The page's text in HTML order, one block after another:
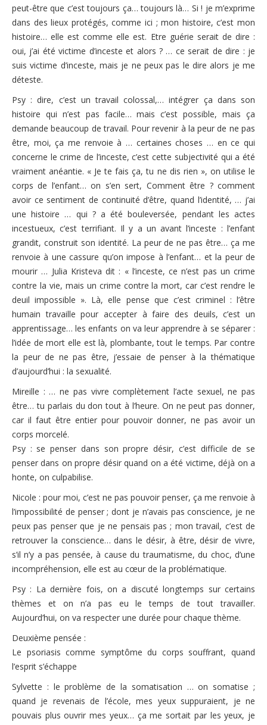
peut-être que c’est toujours ça… toujours là… Si ! je m’exprime
dans des lieux protégés, comme ici ; mon histoire, c’est mon
histoire… elle est comme elle est. Etre guérie serait de dire :
oui, j’ai été victime d’inceste et alors ? … ce serait de dire : je
suis victime d’inceste, mais je ne peux pas le dire alors je me
déteste.
Psy : dire, c’est un travail colossal,… intégrer ça dans son
histoire qui n’est pas facile… mais c’est possible, mais ça
demande beaucoup de travail. Pour revenir à la peur de ne pas
être, moi, ça me renvoie à … certaines choses … en ce qui
concerne le crime de l’inceste, c’est cette subjectivité qui a été
vraiment anéantie. « Je te fais ça, tu ne dis rien », on utilise le
corps de l’enfant… on s’en sert, Comment être ? comment
avoir ce sentiment de continuité d’être, quand l’identité, … j’ai
une histoire … qui ? a été bouleversée, pendant les actes
incestueux, c’est terrifiant. Il y a un avant l’inceste : l’enfant
grandit, construit son identité. La peur de ne pas être… ça me
renvoie à une cassure qu’on impose à l’enfant… et la peur de
mourir … Julia Kristeva dit : « l’inceste, ce n’est pas un crime
contre la vie, mais un crime contre la mort, car c’est rendre le
deuil impossible ». Là, elle pense que c’est criminel : l’être
humain travaille pour accepter à faire des deuils, c’est un
apprentissage… les enfants on va leur apprendre à se séparer :
l’idée de mort elle est là, plombante, tout le temps. Par contre
la peur de ne pas être, j’essaie de penser à la thématique
d’aujourd’hui : la sexualité.
Mireille : … ne pas vivre complètement l’acte sexuel, ne pas
être… tu parlais du don tout à l’heure. On ne peut pas donner,
car il faut être entier pour pouvoir donner, ne pas avoir un
corps morcelé.
Psy : se penser dans son propre désir, c’est difficile de se
penser dans on propre désir quand on a été victime, déjà on a
honte, on culpabilise.
Nicole : pour moi, c’est ne pas pouvoir penser, ça me renvoie à
l’impossibilité de penser ; dont je n’avais pas conscience, je ne
peux pas penser que je ne pensais pas ; mon travail, c’est de
retrouver la conscience… dans le désir, à être, désir de vivre,
s’il n’y a pas pensée, à cause du traumatisme, du choc, d’une
incompréhension, elle est au cœur de la problématique.
Psy : La dernière fois, on a discuté longtemps sur certains
thèmes et on n’a pas eu le temps de tout travailler.
Aujourd’hui, on va respecter une durée pour chaque thème.
Deuxième pensée :
Le psoriasis comme symptôme du corps souffrant, quand
l’esprit s’échappe
Sylvette : le problème de la somatisation … on somatise ;
quand je revenais de l’école, mes yeux suppuraient, je ne
pouvais plus ouvrir mes yeux… ça me sortait par les yeux, je